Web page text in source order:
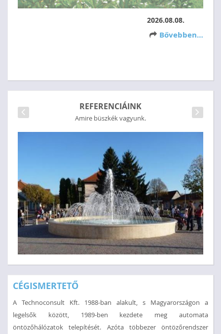
2026.08.08.
Bővebben…
REFERENCIÁINK
Amire büszkék vagyunk.
CÉGISMERTETŐ
A Technoconsult Kft. 1988-ban alakult, s Magyarországon a
legelsők között, 1989-ben kezdete meg automata
öntözőhálózatok telepítését. Azóta többezer öntözőrendszer